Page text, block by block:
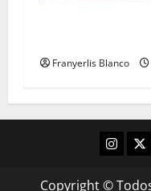
Franyerlis Blanco
Copyright ©